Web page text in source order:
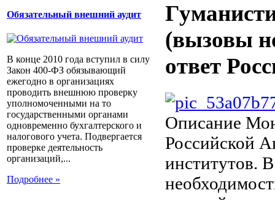
Обязательный внешний аудит
В конце 2010 года вступил в силу
Закон 400-ФЗ обязывающий
ежегодно в организациях
проводить внешнюю проверку
уполномоченными на то
государственными органами
одновременно бухгалтерского и
налогового учета. Подвергается
проверке деятельность
организаций,...
Подробнее »
(вызовы
ответ
Описание
Российской
институтов.